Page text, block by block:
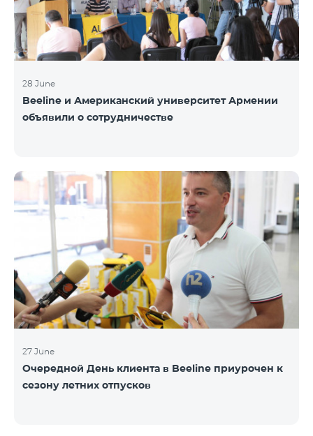
темах и познакомиться с ведущими
специалистами разных сфер, с
28 June
Beeline и Американский университет Армении
объявили о сотрудничестве
27 June
Очередной День клиента в Beeline приурочен к
сезону летних отпусков